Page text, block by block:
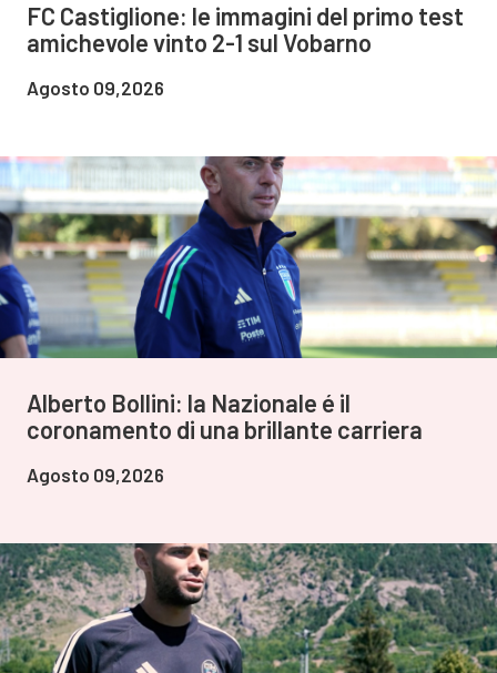
FC Castiglione: le immagini del primo test
amichevole vinto 2-1 sul Vobarno
Agosto 09,2026
Alberto Bollini: la Nazionale é il
coronamento di una brillante carriera
Agosto 09,2026